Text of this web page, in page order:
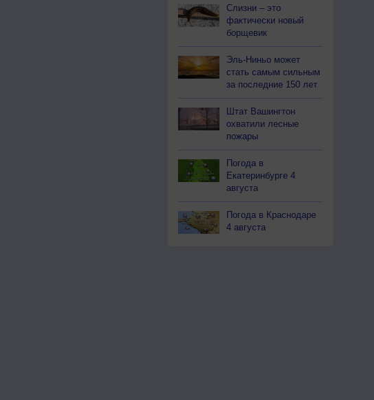
Слизни – это
фактически новый
борщевик
Эль-Ниньо может
стать самым сильным
за последние 150 лет
Штат Вашингтон
охватили лесные
пожары
Погода в
Екатеринбурге 4
августа
Погода в Краснодаре
4 августа